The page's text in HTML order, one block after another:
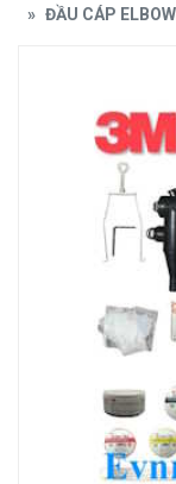
ĐẦU CÁP